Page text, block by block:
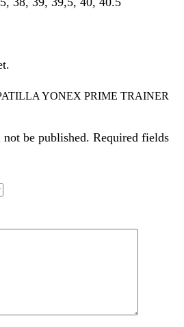
YONEX PRIME TRAINER
be published. Required fields